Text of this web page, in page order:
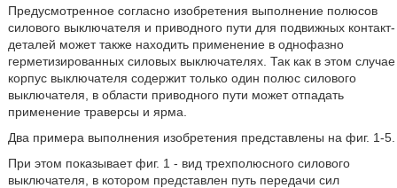
Предусмотренное согласно изобретения выполнение полюсов
силового выключателя и приводного пути для подвижных контакт-
деталей может также находить применение в однофазно
герметизированных силовых выключателях. Так как в этом случае
корпус выключателя содержит только один полюс силового
выключателя, в области приводного пути может отпадать
применение траверсы и ярма.
Два примера выполнения изобретения представлены на фиг. 1-5.
При этом показывает фиг. 1 - вид трехполюсного силового
выключателя, в котором представлен путь передачи сил